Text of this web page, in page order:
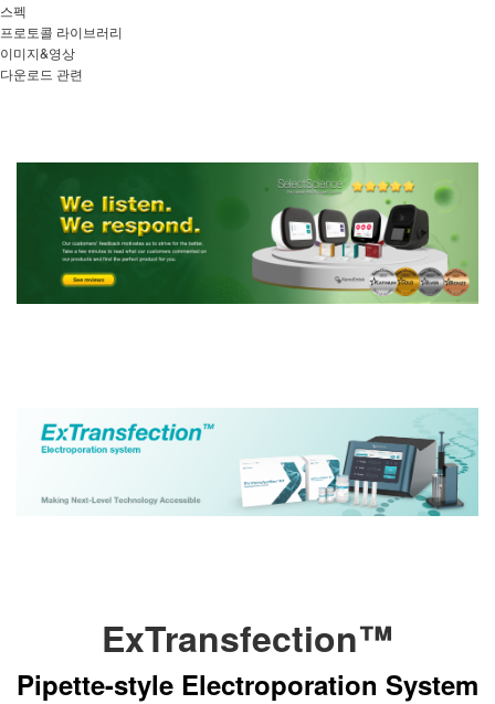
스펙
프로토콜 라이브러리
이미지&영상
다운로드 관련
ExTransfection™
Pipette-style Electroporation System